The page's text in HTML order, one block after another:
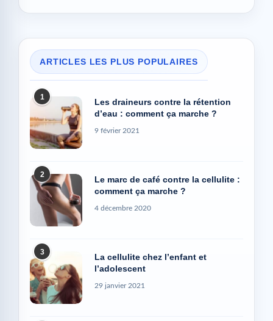
ARTICLES LES PLUS POPULAIRES
1
Les draineurs contre la rétention
d’eau : comment ça marche ?
9 février 2021
2
Le marc de café contre la cellulite :
comment ça marche ?
4 décembre 2020
3
La cellulite chez l’enfant et
l’adolescent
29 janvier 2021